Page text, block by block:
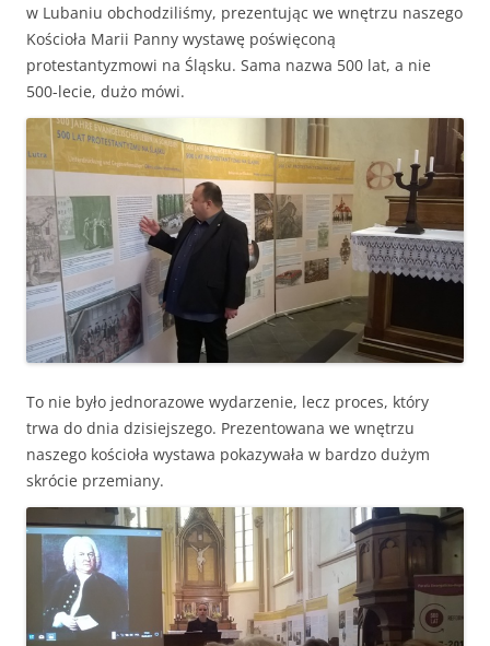
w Lubaniu obchodziliśmy, prezentując we wnętrzu naszego
Kościoła Marii Panny wystawę poświęconą
protestantyzmowi na Śląsku. Sama nazwa 500 lat, a nie
500-lecie, dużo mówi.
To nie było jednorazowe wydarzenie, lecz proces, który
trwa do dnia dzisiejszego. Prezentowana we wnętrzu
naszego kościoła wystawa pokazywała w bardzo dużym
skrócie przemiany.